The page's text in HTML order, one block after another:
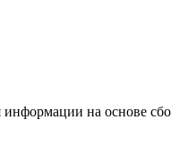
на основе